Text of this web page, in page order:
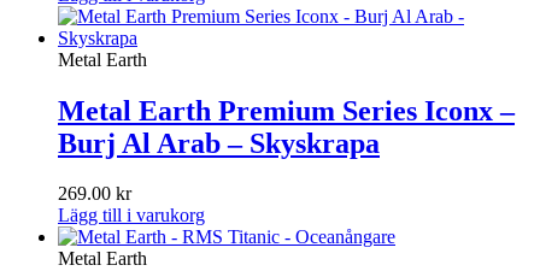
Metal Earth
Metal Earth Premium Series Iconx –
Burj Al Arab – Skyskrapa
269.00 kr
Lägg till i varukorg
Metal Earth